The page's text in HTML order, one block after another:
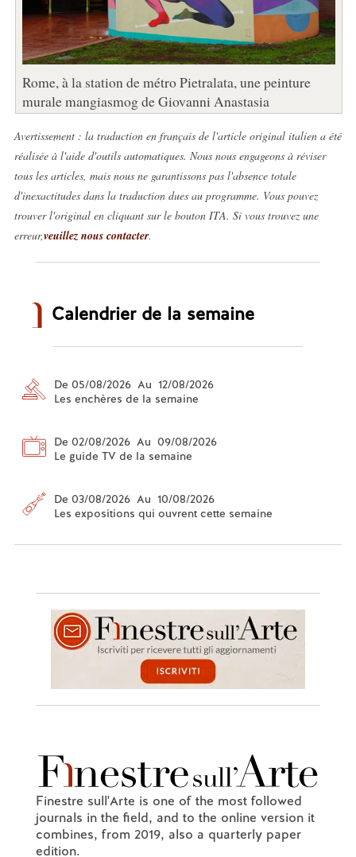
Rome, à la station de métro Pietralata, une peinture
murale mangiasmog de Giovanni Anastasia
Avertissement : la traduction en français de l'article original italien a été
réalisée à l'aide d'outils automatiques. Nous nous engageons à réviser
tous les articles, mais nous ne garantissons pas l'absence totale
d'inexactitudes dans la traduction dues au programme. Vous pouvez
trouver l'original en cliquant sur le bouton ITA. Si vous trouvez une
erreur,veuillez nous contacter.
Calendrier de la semaine
De 05/08/2026 Au 12/08/2026
Les enchères de la semaine
De 02/08/2026 Au 09/08/2026
Le guide TV de la semaine
De 03/08/2026 Au 10/08/2026
Les expositions qui ouvrent cette semaine
Finestre sull'Arte is one of the most followed
journals in the field, and to the online version it
combines, from 2019, also a quarterly paper
edition.